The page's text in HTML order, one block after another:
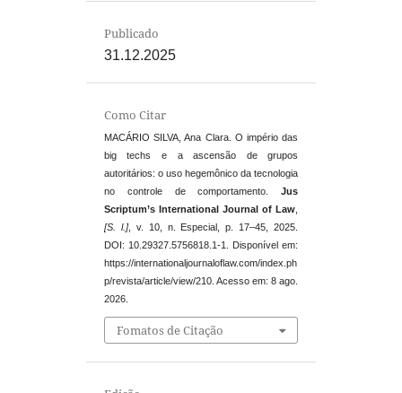
Publicado
31.12.2025
Como Citar
MACÁRIO SILVA, Ana Clara. O império das
big techs e a ascensão de grupos
autoritários: o uso hegemônico da tecnologia
no controle de comportamento.Jus
Scriptum’s International Journal of Law
[S. l.], v. 10, n. Especial, p. 17–45, 2025.
DOI: 10.29327.5756818.1-1. Disponível em:
https://internationaljournaloflaw.com/index.ph
p/revista/article/view/210. Acesso em: 8 ago.
2026.
Fomatos de Citação